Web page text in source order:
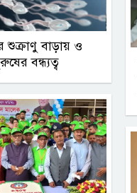
শুক্রাণু বাড়ায় ও
বন্ধ্যত্ব